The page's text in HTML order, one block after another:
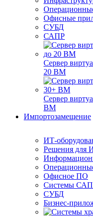
Офисные
СУБД
САПР
Сервер
20 ВМ
Сервер
ВМ
Импортозамещение
ИТ-
Решения для
Офисное ПО
Системы
СУБД
Бизнес-